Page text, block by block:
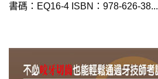
書碼：EQ16-4 ISBN：978-626-38...